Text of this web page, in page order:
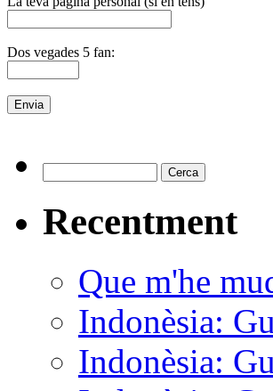
Dos vegades 5 fan:
Recentment
Que m'he
Indonèsia:
Indonèsia: